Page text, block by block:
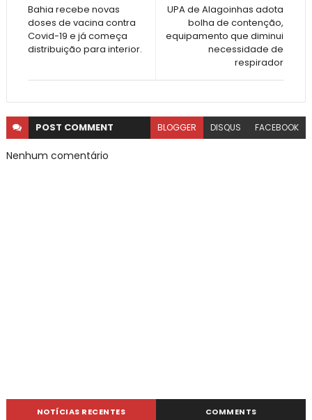
UPA de Alagoinhas adota
bolha de contenção,
equipamento que diminui
necessidade de
respirador
Bahia recebe novas
doses de vacina contra
Covid-19 e já começa
distribuição para interior.
POST COMMENT BLOGGER DISQUS FACEBOOK
Nenhum comentário
NOTÍCIAS RECENTES COMMENTS